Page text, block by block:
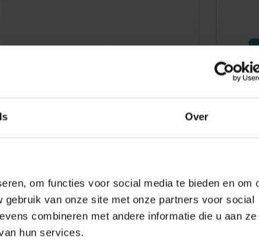
Over
om functies voor social media te bieden en om
van onze site met onze partners voor social
combineren met andere informatie die u aan ze
hun services.